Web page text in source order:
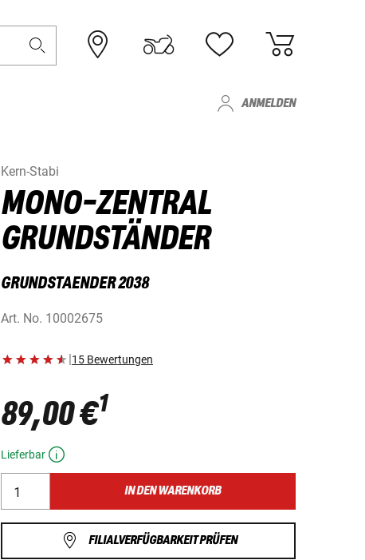
ANMELDEN
Kern-Stabi
MONO-ZENTRAL
GRUNDSTÄNDER
GRUNDSTAENDER 2038
Art. No. 10002675
|15 Bewertungen
89,00 €1
Lieferbar
IN DEN WARENKORB
FILIALVERFÜGBARKEIT PRÜFEN